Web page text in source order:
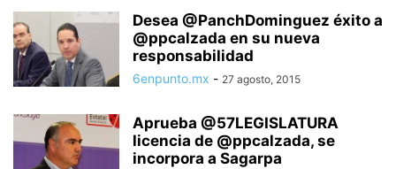
Desea @PanchDominguez éxito a
@ppcalzada en su nueva
responsabilidad
6enpunto.mx - 27 agosto, 2015
Aprueba @57LEGISLATURA
licencia de @ppcalzada, se
incorpora a Sagarpa